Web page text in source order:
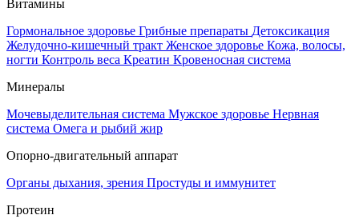
Витамины
Гормональное здоровье Грибные препараты Детоксикация
Желудочно-кишечный тракт Женское здоровье Кожа, волосы,
ногти Контроль веса Креатин Кровеносная система
Минералы
Мочевыделительная система Мужское здоровье Нервная
система Омега и рыбий жир
Опорно-двигательный аппарат
Органы дыхания, зрения Простуды и иммунитет
Протеин